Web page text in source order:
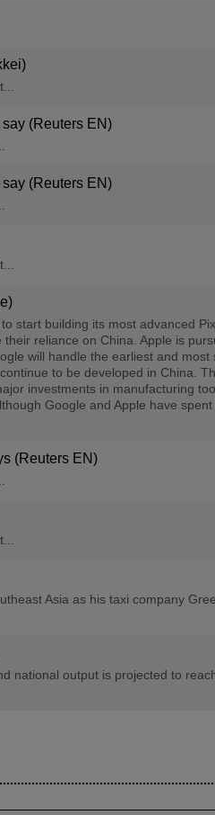
(Reuters EN)
(Reuters EN)
start building its most advanced
reliance on China. Apple is
will handle the earliest and
to be developed in China.
investments in manufacturing
Google and Apple have
(Reuters EN)
Asia as his taxi company
national output is projected to